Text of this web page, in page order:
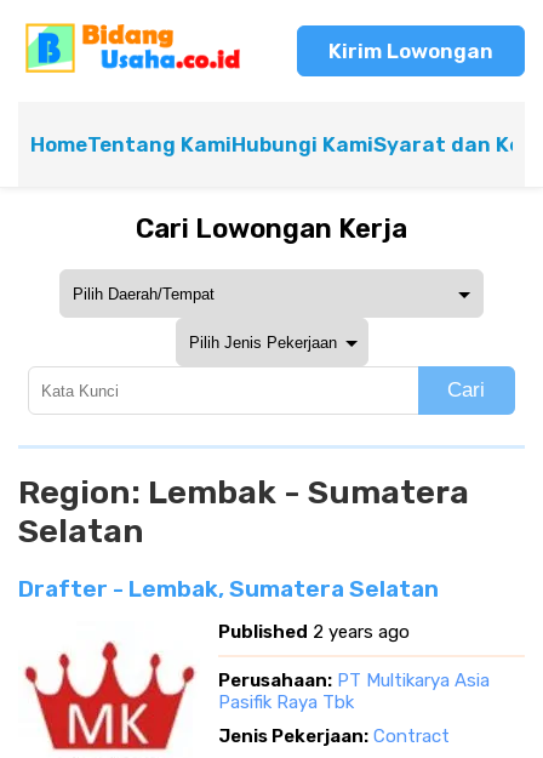
Kirim Lowongan
HomeTentang KamiHubungi KamiSyarat dan
Cari Lowongan Kerja
Cari
Region: Lembak - Sumatera
Selatan
Drafter - Lembak, Sumatera Selatan
Published 2 years ago
Perusahaan: PT Multikarya Asia
Pasifik Raya Tbk
Jenis Pekerjaan: Contract